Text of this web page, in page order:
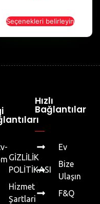
Seçenekleri belirleyin
GİZLİLİK
POLİTİKASI
Hi̇zmet
Şartlari
Hızlı
Bağlantılar
Ev
Bize
Ulaşın
F&Q